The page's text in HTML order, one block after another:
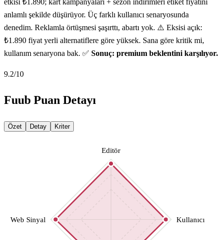
anlamlı şekilde düşürüyor. Üç farklı kullanıcı senaryosunda
denedim. Reklamla örtüşmesi şaşırttı, abartı yok. ⚠️ Eksisi açık:
₺1.890 fiyat yerli alternatiflere göre yüksek. Sana göre kritik mi,
kullanım senaryona bak. ✅ Sonuç: premium beklentini karşılıyor.
9.2/10
Fuub Puan Detayı
Özet Detay Kriter
Editör
Kullanıcı
Web Sinyal